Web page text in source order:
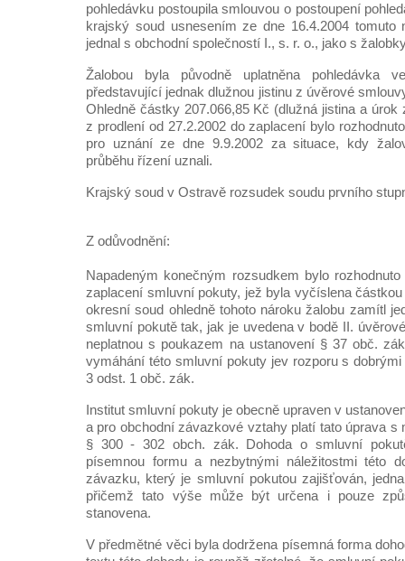
pohledávku postoupila smlouvou o postoupení
krajský soud usnesením ze dne 16.4.2004 tomuto
jednal s obchodní společností I., s. r. o., jako s
Žalobou byla původně uplatněna pohledávka
představující jednak dlužnou jistinu z úvěrové
Ohledně částky 207.066,85 Kč (dlužná jistina a
z prodlení od 27.2.2002 do zaplacení bylo
pro uznání ze dne 9.9.2002 za situace, kdy
průběhu řízení uznali.
Krajský soud v Ostravě rozsudek soudu prvního
Z odůvodnění:
Napadeným konečným rozsudkem bylo
zaplacení smluvní pokuty, jež byla vyčíslena
okresní soud ohledně tohoto nároku žalobu zamítl
smluvní pokutě tak, jak je uvedena v bodě II.
neplatnou s poukazem na ustanovení § 37 obč.
vymáhání této smluvní pokuty jev rozporu s
3 odst. 1 obč. zák.
Institut smluvní pokuty je obecně upraven v
a pro obchodní závazkové vztahy platí tato úprava s
§ 300 - 302 obch. zák. Dohoda o smluvní
písemnou formu a nezbytnými náležitostmi této
závazku, který je smluvní pokutou zajišťován,
přičemž tato výše může být určena i pouze
stanovena.
V předmětné věci byla dodržena písemná forma